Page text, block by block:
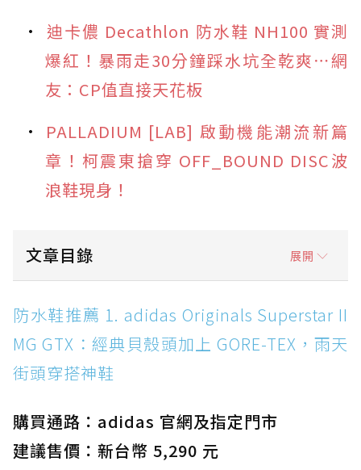
迪卡儂 Decathlon 防水鞋 NH100 實測
爆紅！暴雨走30分鐘踩水坑全乾爽⋯網
友：CP值直接天花板
PALLADIUM [LAB] 啟動機能潮流新篇
章！柯震東搶穿 OFF_BOUND DISC波
浪鞋現身！
文章目錄 展開
防水鞋推薦 1. adidas Originals Superstar II
MG GTX：經典貝殼頭加上 GORE-TEX，雨天街
頭穿搭神鞋
防水鞋推薦 2. New Balance Hierro v9 GORE-
防水鞋推薦 3. Nike Dunk Low GORE-TEX：
經典 Dunk 輪廓加上防水科技，雨天穿搭帥度不
打折
防水鞋推薦 1. adidas Originals Superstar II
MG GTX：經典貝殼頭加上 GORE-TEX，雨天
街頭穿搭神鞋
購買通路：adidas 官網及指定門市
建議售價：新台幣 5,290 元